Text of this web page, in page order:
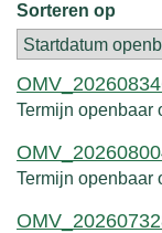
Sorteren op
Termijn openbaar
Termijn openbaar